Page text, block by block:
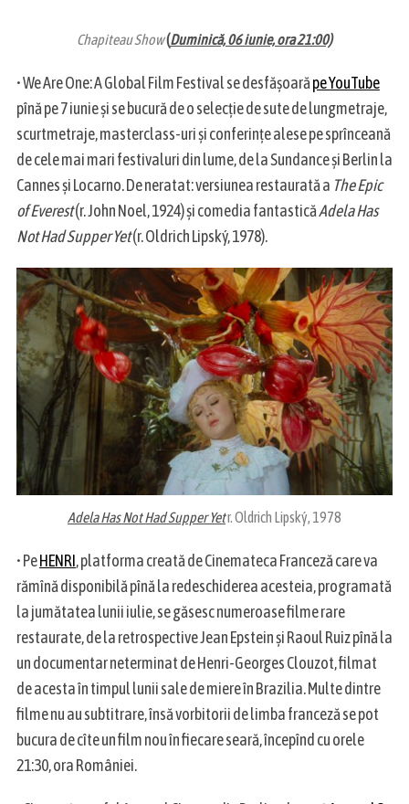
Chapiteau Show(Duminică, 06 iunie, ora 21:00)
• We Are One: A Global Film Festival se desfășoarăpe YouTube
pînă pe 7 iunie și se bucură de o selecție de sute de lungmetraje,
scurtmetraje, masterclass-uri și conferințe alese pe sprînceană
de cele mai mari festivaluri din lume, de la Sundance și Berlin la
Cannes și Locarno. De neratat: versiunea restaurată a The Epic
of Everest(r. John Noel, 1924) și comedia fantasticăAdela Has
Not Had Supper Yet(r. Oldrich Lipský, 1978).
Adela Has Not Had Supper Yetr. Oldrich Lipský, 1978
• PeHENRI, platforma creată de Cinemateca Franceză care va
rămînă disponibilă pînă la redeschiderea acesteia, programată
la jumătatea lunii iulie, se găsesc numeroase filme rare
restaurate, de la retrospective Jean Epstein și Raoul Ruiz pînă la
un documentar neterminat de Henri-Georges Clouzot, filmat
de acesta în timpul lunii sale de miere în Brazilia. Multe dintre
filme nu au subtitrare, însă vorbitorii de limba franceză se pot
bucura de cîte un film nou în fiecare seară, începînd cu orele
21:30, ora României.